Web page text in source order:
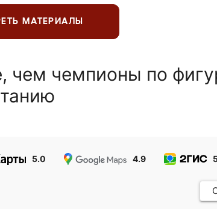
МАТЕРИАЛЫ
чем чемпионы по
5.0 4.9